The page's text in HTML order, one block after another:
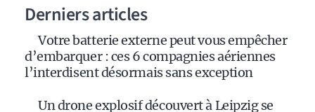
Derniers articles
Votre batterie externe peut vous empêcher
d’embarquer : ces 6 compagnies aériennes
l’interdisent désormais sans exception
Un drone explosif découvert à Leipzig se